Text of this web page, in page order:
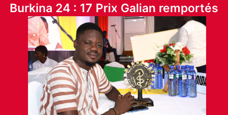
Burkina 24 : 17 Prix Galian remportés